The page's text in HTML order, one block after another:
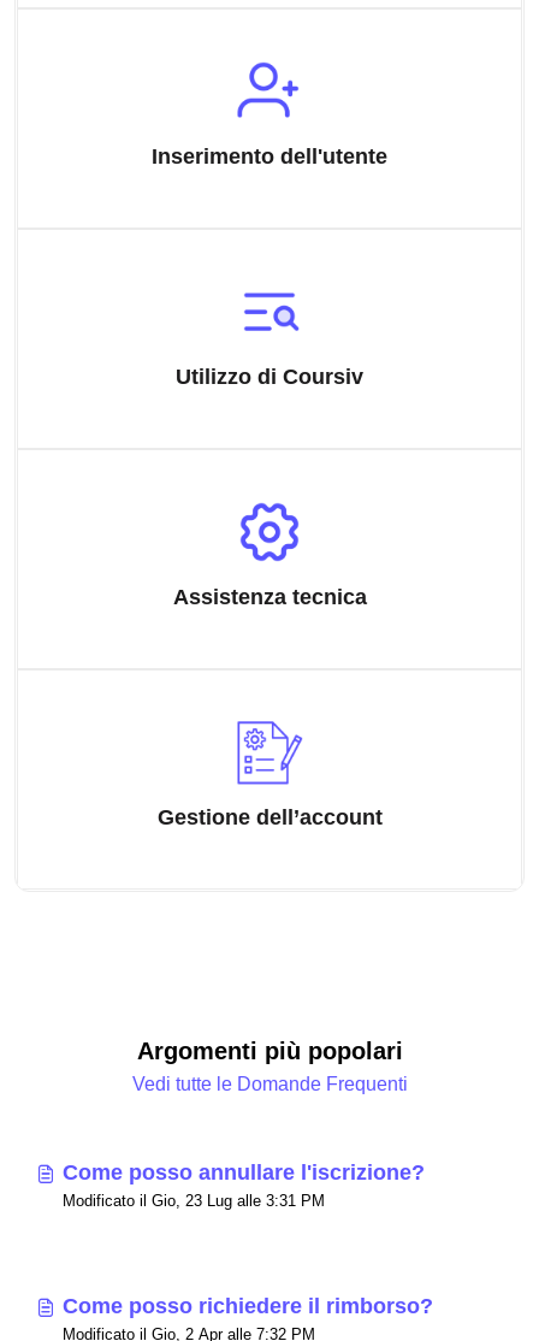
Inserimento dell'utente
Utilizzo di Coursiv
Assistenza tecnica
Gestione dell’account
Argomenti più popolari
Vedi tutte le Domande Frequenti
Come posso annullare l'iscrizione?
Modificato il Gio, 23 Lug alle 3:31 PM
Come posso richiedere il rimborso?
Modificato il Gio, 2 Apr alle 7:32 PM